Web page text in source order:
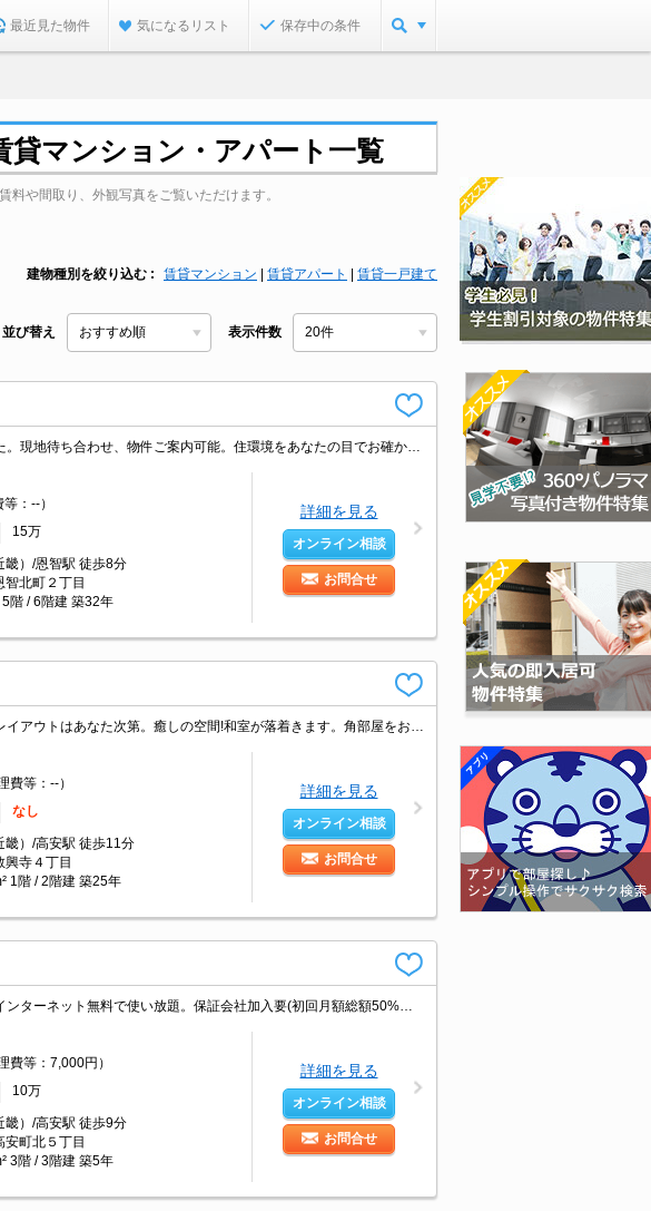
最近見た物件 気になるリスト 保存中の条件
貸マンション・アパート一覧
や間取り、外観写真をご覧いただけます。
建物種別を絞り込む 賃貸マンション 賃貸アパート 賃貸一戸建て
並び替え 表示件数
：--）
15万
畿）/恩智駅 徒歩8分
智北町２丁目
階 / 6階建 築32年
詳細を見る
オンライン相談
お問合せ
費等：--）
なし
畿）/高安駅 徒歩11分
興寺４丁目
1階 / 2階建 築25年
詳細を見る
オンライン相談
お問合せ
費等：7,000円）
10万
畿）/高安駅 徒歩9分
安町北５丁目
3階 / 3階建 築5年
詳細を見る
オンライン相談
お問合せ